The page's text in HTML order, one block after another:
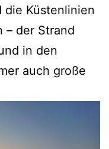
die Küstenlinien
– der Strand
in den
auch große